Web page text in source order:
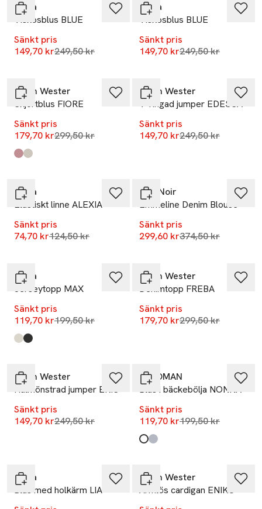
Wera
Viskosblus BLUE
Sänkt pris
149,70 krLägsta pris 30 dagar
249,50 kr
Wera
Viskosblus BLUE
Sänkt pris
149,70 krLägsta pris 30
249,50 kr
Carin Wester
Skjortblus FIORE
Sänkt pris
179,70 krLägsta pris 30 dagar
299,50 kr
Produkten finns i färgerna:
Red Stripe
Beige Stripe
Carin Wester
V-ringad jumper EDESSA
Sänkt pris
149,70 krLägsta pris 30
249,50 kr
Wera
Elastiskt linne ALEXIA
Sänkt pris
74,70 krLägsta pris 30 dagar
124,50 kr
Neo Noir
Emmeline Denim Blouse
Sänkt pris
299,60 krLägsta pris 30
374,50 kr
Wera
Jerseytopp MAX
Sänkt pris
119,70 krLägsta pris 30 dagar
199,50 kr
Produkten finns i färgerna:
Dots
Black
Carin Wester
Denimtopp FREBA
Sänkt pris
179,70 krLägsta pris 30
299,50 kr
Carin Wester
Hålmönstrad jumper ERIS
Sänkt pris
149,70 krLägsta pris 30 dagar
249,50 kr
Å WOMAN
Blus i bäckebölja NONNA
Sänkt pris
119,70 krLägsta pris 30
199,50 kr
Produkten finns i färgerna:
Beige Stripe
Blue Stripe
Wera
Blus med holkärm LIA
Carin Wester
Ärmlös cardigan ENIKO